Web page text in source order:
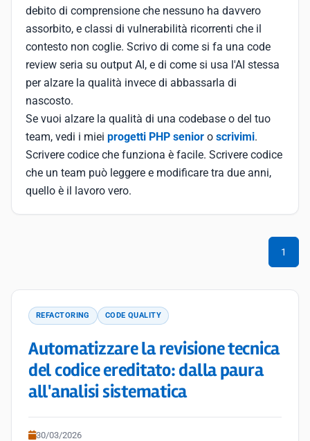
debito di comprensione che nessuno ha davvero
assorbito, e classi di vulnerabilità ricorrenti che il
contesto non coglie. Scrivo di come si fa una code
review seria su output AI, e di come si usa l'AI stessa
per alzare la qualità invece di abbassarla di
nascosto.
Se vuoi alzare la qualità di una codebase o del tuo
team, vedi i miei progetti PHP senior o scrivimi.
Scrivere codice che funziona è facile. Scrivere codice
che un team può leggere e modificare tra due anni,
quello è il lavoro vero.
1
REFACTORING CODE QUALITY
Automatizzare la revisione tecnica
del codice ereditato: dalla paura
all'analisi sistematica
30/03/2026